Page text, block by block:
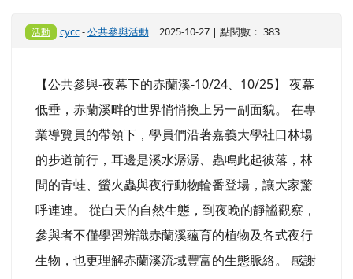
活動 cycc-公共參與活動| 2025-10-27 | 點閱數： 383
【公共參與-夜幕下的赤蘭溪-10/24、10/25】 夜幕
低垂，赤蘭溪畔的世界悄悄換上另一副面貌。 在專
業導覽員的帶領下，學員們沿著嘉義大學社口林場
的步道前行，耳邊是溪水潺潺、蟲鳴此起彼落，林
間的青蛙、螢火蟲與夜行動物輪番登場，讓大家驚
呼連連。 從白天的自然生態，到夜晚的靜謐觀察，
參與者不僅學習辨識赤蘭溪蘊育的植物及各式夜行
生物，也更理解赤蘭溪流域豐富的生態脈絡。 感謝